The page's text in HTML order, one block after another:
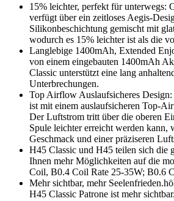
15% leichter, perfekt für unterwegs:
verfügt über ein zeitloses Aegis-
Silikonbeschichtung gemischt mit
wodurch es 15% leichter ist als die
Langlebige 1400mAh, Extended
von einem eingebauten 1400mAh
Classic unterstützt eine lang
Unterbrechungen.
Top Airflow Auslaufsicheres
ist mit einem auslaufsicheren Top-
Der Luftstrom tritt über die oberen
Spule leichter erreicht werden kann,
Geschmack und einer präziseren
H45 Classic und H45 teilen sich die
Ihnen mehr Möglichkeiten auf die
Coil, B0.4 Coil Rate 25-35W; B0.6
Mehr sichtbar, mehr
H45 Classic Patrone ist mehr